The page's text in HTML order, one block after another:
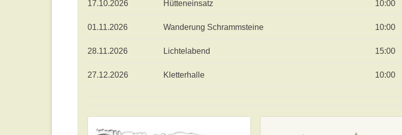
17.10.2026 Hütteneinsatz 10:00
01.11.2026 Wanderung Schrammsteine 10:00
28.11.2026 Lichtelabend 15:00
27.12.2026 Kletterhalle 10:00